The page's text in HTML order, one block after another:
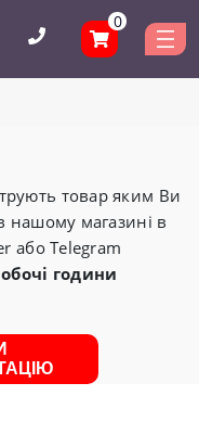
0
товар яким Ви
нашому магазині в
або Telegram
години